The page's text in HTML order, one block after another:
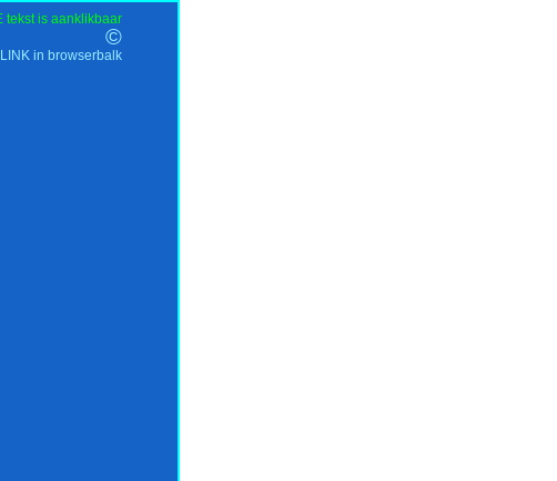
tekst is aanklikbaar
in browserbalk
©